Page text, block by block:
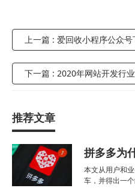
上一篇 : 爱回收小程序公众
下一篇 : 2020年网站开发行
推荐文章
拼多多为
本文从用户和
车，并得出一